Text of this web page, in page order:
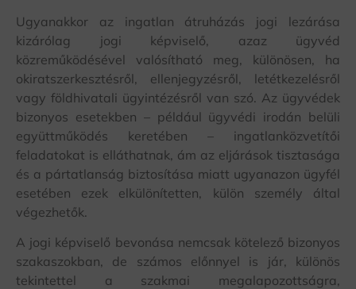
Ugyanakkor az ingatlan átruházás jogi lezárása
kizárólag jogi képviselő, azaz ügyvéd
közreműködésével valósítható meg, különösen, ha
okiratszerkesztésről, ellenjegyzésről, letétkezelésről
vagy földhivatali ügyintézésről van szó. Az ügyvédek
bizonyos esetekben – például ügyvédi irodán belüli
együttműködés keretében – ingatlanközvetítői
feladatokat is elláthatnak, ám az eljárások tisztasága
és a pártatlanság biztosítása miatt ugyanazon ügyfél
esetében ezek elkülönítetten, külön személy által
végezhetők.
A jogi képviselő bevonása nemcsak kötelező bizonyos
szakaszokban, de számos előnnyel is jár, különös
tekintettel a szakmai megalapozottságra,